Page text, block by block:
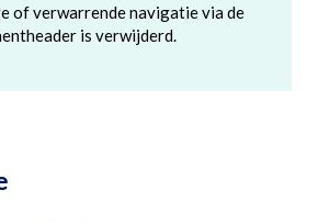
of verwarrende navigatie via de
is verwijderd.